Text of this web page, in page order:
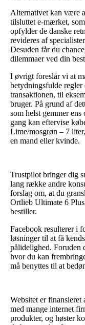
Alternativet kan være
tilsluttet e-mærket,
opfylder de danske
revideres af
Desuden får du
dilemmaer ved din
I øvrigt foreslår vi at
betydningsfulde
transaktionen, til
bruger. På grund af
som helst gemmer
gang kan eftervise
Lime/mosgrøn – 7
en mand eller kvinde.
Trustpilot bringer dig
lang række andre
forslag om, at du
Ortlieb Ultimate 6
bestiller.
Facebook resulterer i
løsninger til at få
pålidelighed. Foruden
hvor du kan
må benyttes til at
Websitet er
med mange internet
produkter, og høster